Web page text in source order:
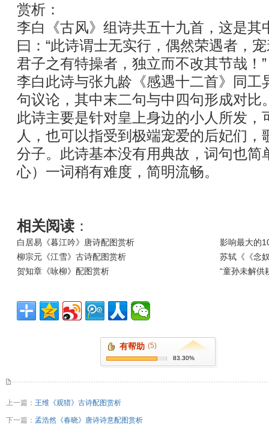
赏析：
李白《古风》组诗共五十九首，这是其
曰：“此诗谓士无实行，偶然荣遇者，
君子之有特操者，独立而不改其节哉！”
李白此诗与张九龄《感遇十二首》同工
句议论，其中末二句与中四句形成对比
此诗主要是针对皇上身边的小人所发，
人，也可以指受到极端宠爱的后妃们
分子。此诗基本没有用典故，词句也简
心）一词稍有难度，简明流畅。
相关阅读 ：
白居易《暮江吟》唐诗配图赏析
影响最大的
柳宗元《江雪》古诗配图赏析
苏轼《《念
贺知章《咏柳》配图赏析
“童孙未解供
有帮助 (5)
83.30%
上一篇： 王维《观猎》古诗配图赏析
下一篇： 孟浩然《春晓》唐诗诗意配图赏析